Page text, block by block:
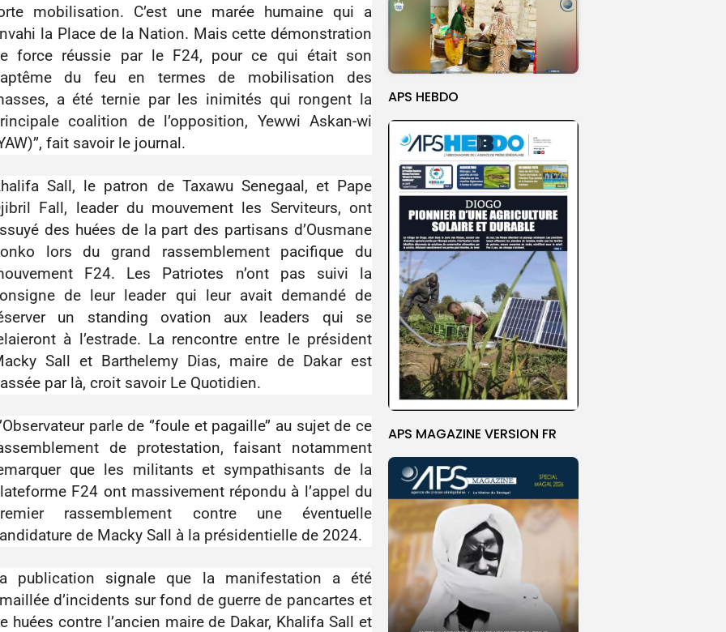
APS HEBDO
APS MAGAZINE VERSION FR
mobilisation. C’est une marée humaine qui a
la Place de la Nation. Mais cette démonstration
force réussie par le F24, pour ce qui était son
du feu en termes de mobilisation des
a été ternie par les inimités qui rongent la
coalition de l’opposition, Yewwi Askan-wi
fait savoir le journal.
Sall, le patron de Taxawu Senegaal, et Pape
Fall, leader du mouvement les Serviteurs, ont
des huées de la part des partisans d’Ousmane
lors du grand rassemblement pacifique du
F24. Les Patriotes n’ont pas suivi la
de leur leader qui leur avait demandé de
un standing ovation aux leaders qui se
à l’estrade. La rencontre entre le président
Sall et Barthelemy Dias, maire de Dakar est
par là, croit savoir Le Quotidien.
parle de ‘’foule et pagaille’’ au sujet de ce
de protestation, faisant notamment
que les militants et sympathisants de la
F24 ont massivement répondu à l’appel du
rassemblement contre une éventuelle
de Macky Sall à la présidentielle de 2024.
publication signale que la manifestation a été
d’incidents sur fond de guerre de pancartes et
huées contre l’ancien maire de Dakar, Khalifa Sall et